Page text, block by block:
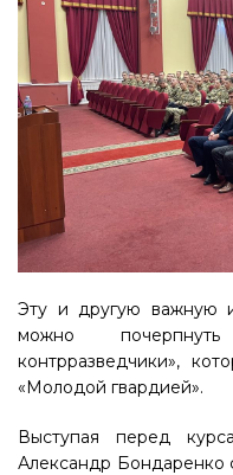
Эту и другую важную
можно
контрразведчики»,
«Молодой гвардией».
Выступая перед
Александр Бондаренко